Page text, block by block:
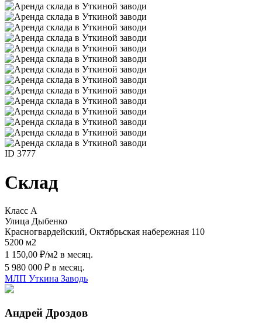
ID 3777
Склад
Класс A
Улица Дыбенко
Красногвардейский, Октябрьская набережная 110
5200 м2
1 150,00 ₽/м2 в месяц.
5 980 000 ₽ в месяц.
МЛП Уткина Заводь
Андрей Дроздов